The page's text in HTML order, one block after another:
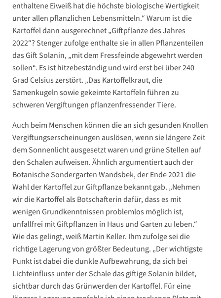
enthaltene Eiweiß hat die höchste biologische Wertigkeit
unter allen pflanzlichen Lebensmitteln.“ Warum ist die
Kartoffel dann ausgerechnet „Giftpflanze des Jahres
2022“? Stenger zufolge enthalte sie in allen Pflanzenteilen
das Gift Solanin, „mit dem Fressfeinde abgewehrt werden
sollen“. Es ist hitzebeständig und wird erst bei über 240
Grad Celsius zerstört. „Das Kartoffelkraut, die
Samenkugeln sowie gekeimte Kartoffeln führen zu
schweren Vergiftungen pflanzenfressender Tiere.
Auch beim Menschen können die an sich gesunden Knollen
Vergiftungserscheinungen auslösen, wenn sie längere Zeit
dem Sonnenlicht ausgesetzt waren und grüne Stellen auf
den Schalen aufweisen. Ähnlich argumentiert auch der
Botanische Sondergarten Wandsbek, der Ende 2021 die
Wahl der Kartoffel zur Giftpflanze bekannt gab. „Nehmen
wir die Kartoffel als Botschafterin dafür, dass es mit
wenigen Grundkenntnissen problemlos möglich ist,
unfallfrei mit Giftpflanzen in Haus und Garten zu leben.“
Wie das gelingt, weiß Martin Keller. Ihm zufolge sei die
richtige Lagerung von größter Bedeutung. „Der wichtigste
Punkt ist dabei die dunkle Aufbewahrung, da sich bei
Lichteinfluss unter der Schale das giftige Solanin bildet,
sichtbar durch das Grünwerden der Kartoffel. Für eine